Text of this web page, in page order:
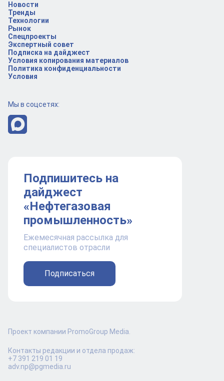
Новости
Тренды
Технологии
Рынок
Спецпроекты
Экспертный совет
Подписка на дайджест
Условия копирования материалов
Политика конфиденциальности
Условия
Мы в соцсетях:
Подпишитесь на
дайджест
«Нефтегазовая
промышленность»
Ежемесячная рассылка для
специалистов отрасли
Подписаться
Проект компании PromoGroup Media.
Контакты редакции и отдела продаж:
+7 391 219 01 19
adv.np@pgmedia.ru